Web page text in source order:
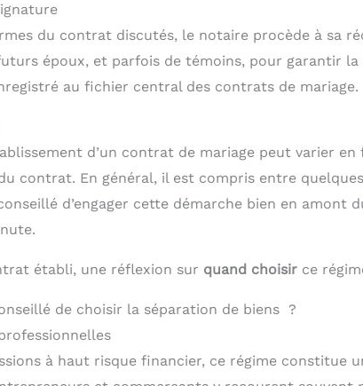
du contrat discutés, le notaire procède à sa
époux, et parfois de témoins, pour garantir la
au fichier central des contrats de mariage.
d’un contrat de mariage peut varier
contrat. En général, il est compris entre
d’engager cette démarche bien en amont
établi, une réflexion sur quand choisir ce
de choisir la séparation de biens ?
à haut risque financier, ce régime constitue